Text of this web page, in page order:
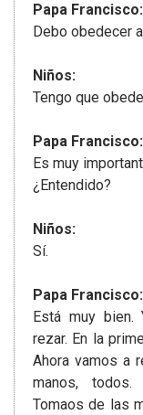
Papa Francisco:
Debo obedecer
Niños:
Tengo que
Papa Francisco:
Es muy
¿Entendido?
Niños:
Sí.
Papa Francisco:
Está muy bien.
rezar. En la
Ahora vamos a
manos, todos.
Tomaos de las